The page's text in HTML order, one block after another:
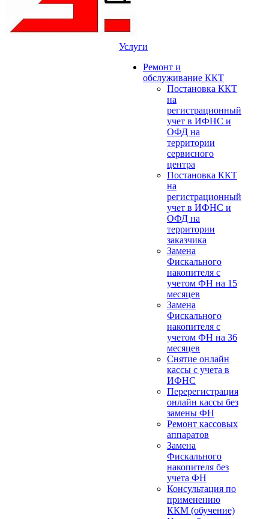
Услуги
Ремонт и
обслуживание ККТ
Постановка ККТ
на
регистрационный
учет в ИФНС и
ОФД на
территории
сервисного
центра
Постановка ККТ
на
регистрационный
учет в ИФНС и
ОФД на
территории
заказчика
Замена
Фискального
накопителя с
учетом ФН на 15
месяцев
Замена
Фискального
накопителя с
учетом ФН на 36
месяцев
Снятие онлайн
кассы с учета в
ИФНС
Перерегистрация
онлайн кассы без
замены ФН
Ремонт кассовых
аппаратов
Замена
Фискального
накопителя без
учета ФН
Консультация по
применению
ККМ (обучение)